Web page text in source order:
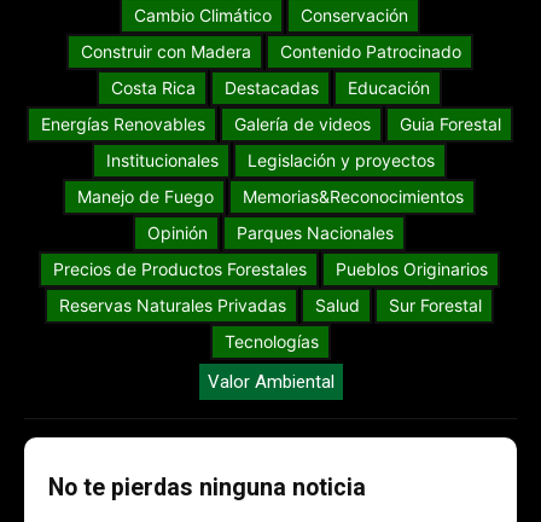
Cambio Climático
Conservación
Construir con Madera
Contenido Patrocinado
Costa Rica
Destacadas
Educación
Energías Renovables
Galería de videos
Guia Forestal
Institucionales
Legislación y proyectos
Manejo de Fuego
Memorias&Reconocimientos
Opinión
Parques Nacionales
Precios de Productos Forestales
Pueblos Originarios
Reservas Naturales Privadas
Salud
Sur Forestal
Tecnologías
Valor Ambiental
No te pierdas ninguna noticia